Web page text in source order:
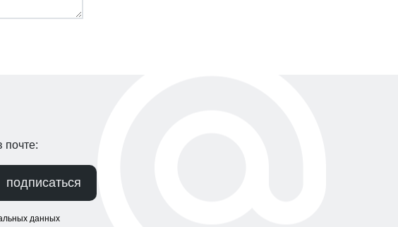
почте:
подписаться
данных